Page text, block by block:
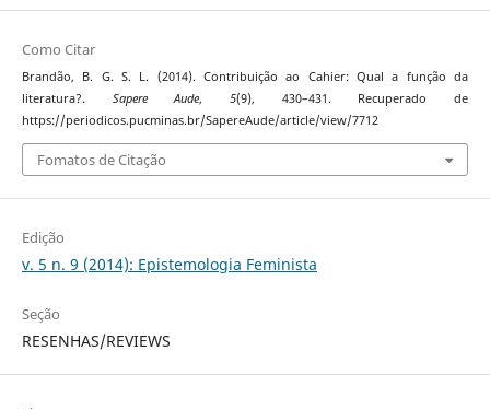
Como Citar
Brandão, B. G. S. L. (2014). Contribuição ao Cahier: Qual a função da
literatura?. Sapere Aude,5(9), 430–431. Recuperado de
https://periodicos.pucminas.br/SapereAude/article/view/7712
Fomatos de Citação
Edição
v. 5 n. 9 (2014): Epistemologia Feminista
Seção
RESENHAS/REVIEWS